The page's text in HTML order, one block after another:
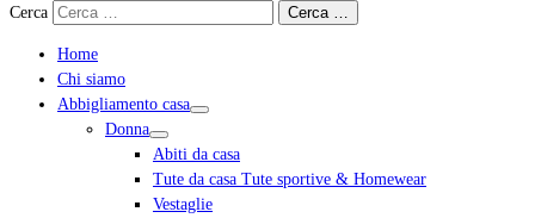
Cerca Cerca …
Home
Chi siamo
Abbigliamento casa
Donna
Abiti da casa
Tute da casa Tute sportive & Homewear
Vestaglie